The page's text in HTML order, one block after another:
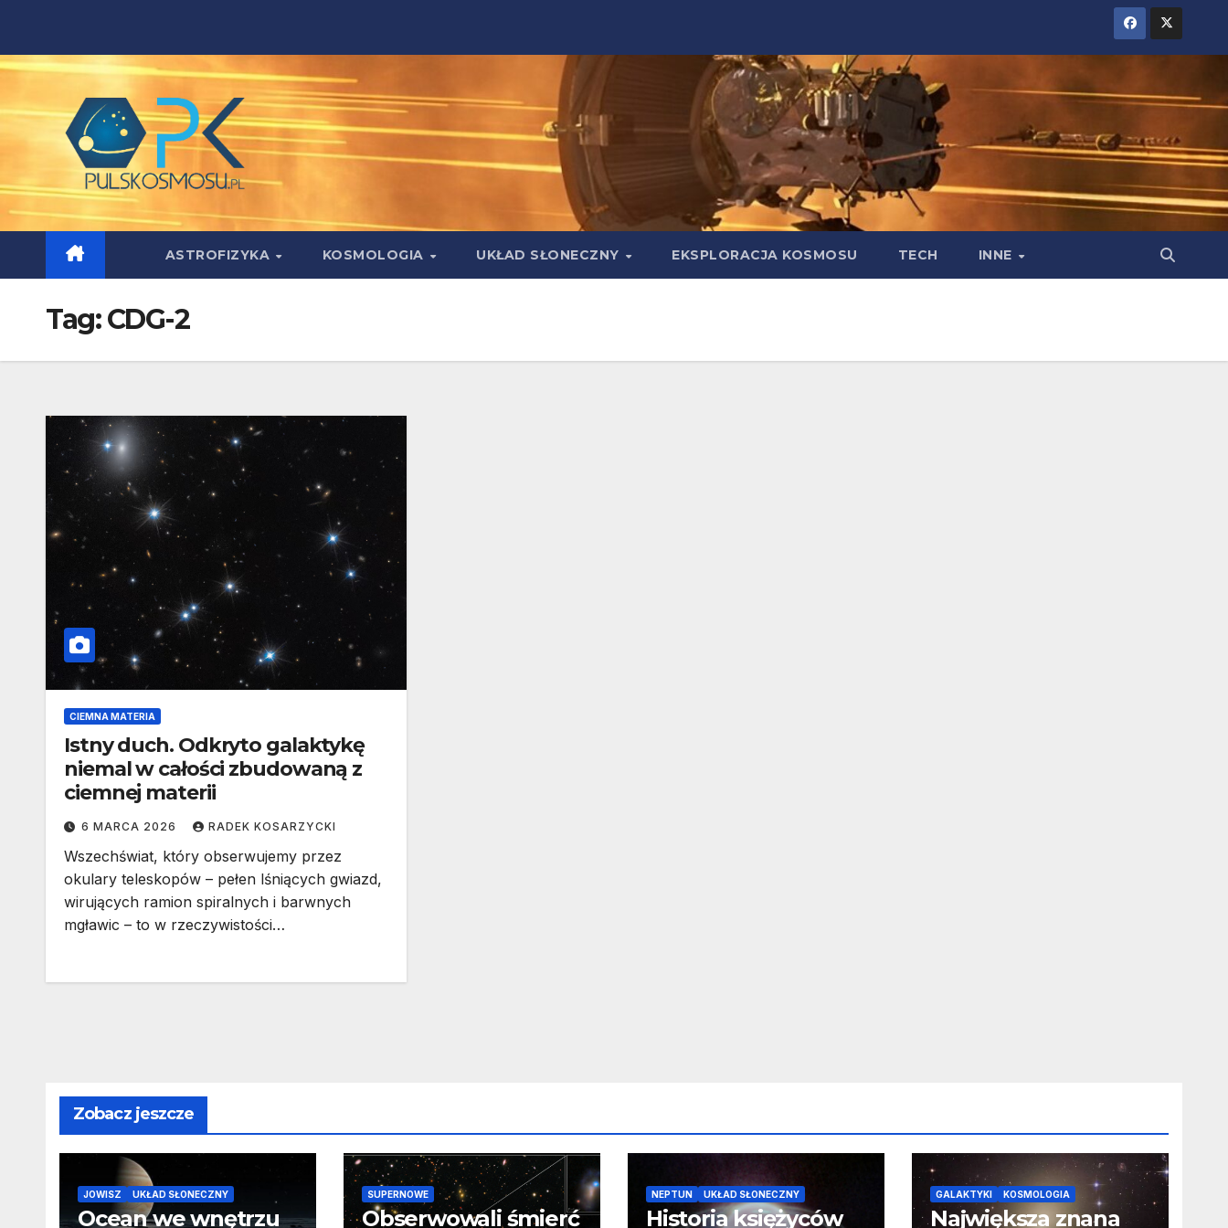
content
ASTROFIZYKA KOSMOLOGIA UKŁAD SŁONECZNY EKSPLORACJA KOSMOSU TECH INNE
Tag:CDG-2
CIEMNA MATERIA
Istny duch. Odkryto galaktykę
niemal w całości zbudowaną z
ciemnej materii
6 MARCA 2026 RADEK KOSARZYCKI
Wszechświat, który obserwujemy przez
okulary teleskopów – pełen lśniących gwiazd,
wirujących ramion spiralnych i barwnych
mgławic – to w rzeczywistości…
Zobacz jeszcze
JOWISZ UKŁAD SŁONECZNY
Ocean we wnętrzu
SUPERNOWE
Obserwowali śmierć
NEPTUN UKŁAD SŁONECZNY
Historia księżyców
GALAKTYKI KOSMOLOGIA
Największa znana